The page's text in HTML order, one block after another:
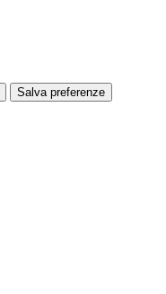
Salva preferenze